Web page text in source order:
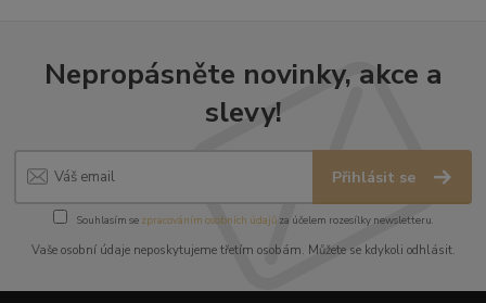
Nepropásněte novinky, akce a
slevy!
Přihlásit se
Souhlasím se zpracováním osobních údajůza účelem rozesílky newsletteru.
Vaše osobní údaje neposkytujeme třetím osobám. Můžete se kdykoli odhlásit.